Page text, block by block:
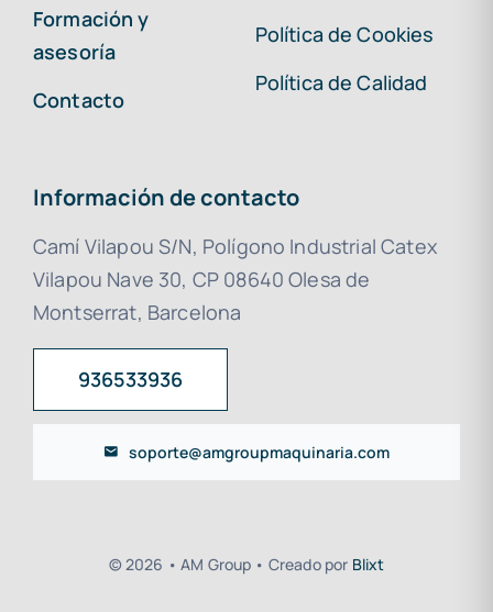
Formación y
asesoría
Contacto
Política de Cookies
Política de Calidad
Información de contacto
Camí Vilapou S/N, Polígono Industrial Catex
Vilapou Nave 30, CP 08640 Olesa de
Montserrat, Barcelona
936533936
soporte@amgroupmaquinaria.com
© 2026 • AM Group • Creado por Blixt